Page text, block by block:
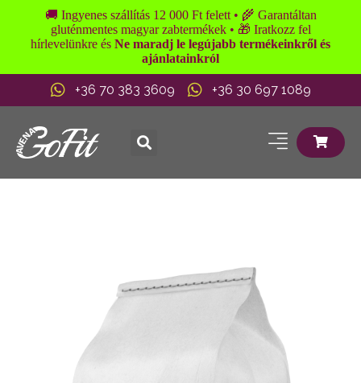
🚚 Ingyenes szállítás 12 000 Ft felett • 🌾 Garantáltan
gluténmentes magyar zabtermékek • 🎁 Iratkozz fel
hírlevelünkre és Ne maradj le legújabb termékeinkről és
ajánlatainkról
+36 70 383 3609 +36 30 697 1089